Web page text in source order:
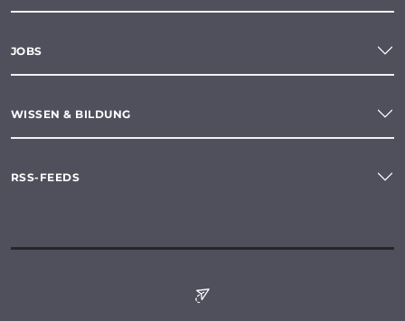
JOBS
WISSEN & BILDUNG
RSS-FEEDS